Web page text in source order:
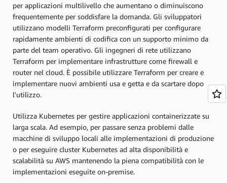
per applicazioni multilivello che aumentano o diminuiscono
frequentemente per soddisfare la domanda. Gli sviluppatori
utilizzano modelli Terraform preconfigurati per configurare
rapidamente ambienti di codifica con un supporto minimo da
parte del team operativo. Gli ingegneri di rete utilizzano
Terraform per implementare infrastrutture come firewall e
router nel cloud. È possibile utilizzare Terraform per creare e
implementare nuovi ambienti usa e getta e da scartare dopo
l'utilizzo.
Utilizza Kubernetes per gestire applicazioni containerizzate su
larga scala. Ad esempio, per passare senza problemi dalle
macchine di sviluppo locali alle implementazioni di produzione
o per eseguire cluster Kubernetes ad alta disponibilità e
scalabilità su AWS mantenendo la piena compatibilità con le
implementazioni eseguite on-premise.